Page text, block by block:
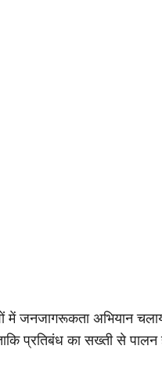
में जनजागरूकता अभियान
ताकि प्रतिबंध का सख्ती से